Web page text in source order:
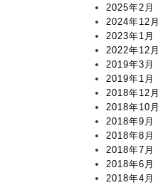
2025年2月
2024年12月
2023年1月
2022年12月
2019年3月
2019年1月
2018年12月
2018年10月
2018年9月
2018年8月
2018年7月
2018年6月
2018年4月